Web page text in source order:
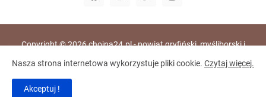
Copyright ©2026chojna24.pl - powiat gryfiński, myśliborski i
Nasza strona internetowa wykorzystuje pliki cookie. Czytaj więcej.
Akceptuj !